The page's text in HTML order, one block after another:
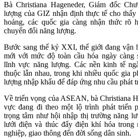
Bà Christiana Hageneder, Giám đốc
lượng của GIZ nhận định thực tế cho
hoảng, các quốc gia càng nhận thức rõ
chuyển đổi năng lượng.
Bước sang thế kỷ XXI, thế giới đang vận
mới với mức độ toàn cầu hóa ngày càng
lĩnh vực năng lượng. Các nền kinh tế
thuộc lẫn nhau, trong khi nhiều quốc gia
lượng nhập khẩu để đáp ứng nhu cầu phát
Về triển vọng của ASEAN, bàChristiana
vực đang đi theo một lộ trình phát triển
trọng tâm như hội nhập thị trường năng
lưới điện và thúc đẩy điện khí hóa
nghiệp, giao thông đến đời sống dân sinh.